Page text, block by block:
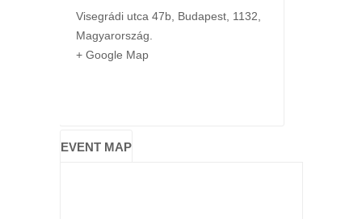
Visegrádi utca 47b, Budapest, 1132
Magyarország
+ Google Map
EVENT MAP